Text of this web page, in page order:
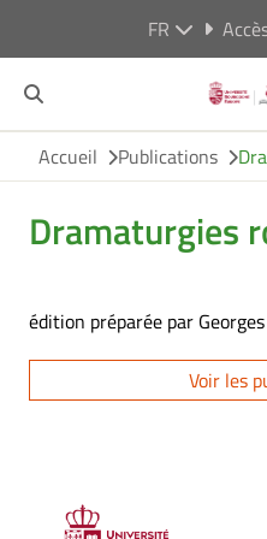
FR
Accueil Publications
Dramaturgies
édition préparée par
Voir les